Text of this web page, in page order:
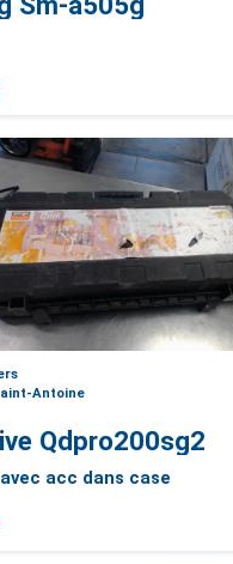
Antoine
Qdpro200sg2
acc dans case